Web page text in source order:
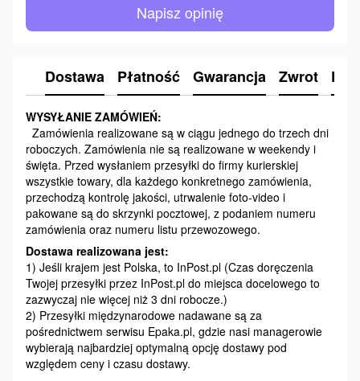
Napisz opinię
Dostawa Płatność Gwarancja Zwrot
WYSYŁANIE ZAMÓWIEŃ:
Zamówienia realizowane są w ciągu jednego do trzech dni
roboczych. Zamówienia nie są realizowane w weekendy i
święta. Przed wysłaniem przesyłki do firmy kurierskiej
wszystkie towary, dla każdego konkretnego zamówienia,
przechodzą kontrolę jakości, utrwalenie foto-video i
pakowane są do skrzynki pocztowej, z podaniem numeru
zamówienia oraz numeru listu przewozowego.
Dostawa realizowana jest:
1) Jeśli krajem jest Polska, to InPost.pl (Czas doręczenia
Twojej przesyłki przez InPost.pl do miejsca docelowego to
zazwyczaj nie więcej niż 3 dni robocze.)
2) Przesyłki międzynarodowe nadawane są za
pośrednictwem serwisu Epaka.pl, gdzie nasi managerowie
wybierają najbardziej optymalną opcję dostawy pod
względem ceny i czasu dostawy.